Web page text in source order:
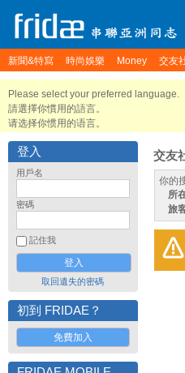
新聞&特寫 時尚娛樂 Money 交友
Please select your preferred language.
請選擇你慣用的語言。
请选择你惯用的语言。
登入
用戶名
密碼
記住我
取回遺失的密碼
初到 FRIDAE？
免費加入
交友
你的
所
旅